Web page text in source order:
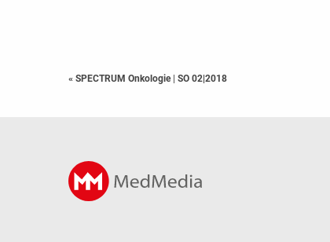
« SPECTRUM Onkologie | SO 02|2018